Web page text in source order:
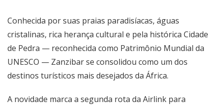
Conhecida por suas praias paradisíacas, águas
cristalinas, rica herança cultural e pela histórica Cidade
de Pedra — reconhecida como Patrimônio Mundial da
UNESCO — Zanzibar se consolidou como um dos
destinos turísticos mais desejados da África.
A novidade marca a segunda rota da Airlink para